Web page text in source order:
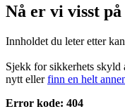
Nå er vi visst
Innholdet du leter etter
Sjekk for sikkerhets skyld
nytt eller finn en helt
Error kode: 404